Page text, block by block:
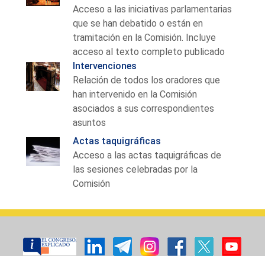
Acceso a las iniciativas parlamentarias
que se han debatido o están en
tramitación en la Comisión. Incluye
acceso al texto completo publicado
Intervenciones
Relación de todos los oradores que
han intervenido en la Comisión
asociados a sus correspondientes
asuntos
Actas taquigráficas
Acceso a las actas taquigráficas de
las sesiones celebradas por la
Comisión